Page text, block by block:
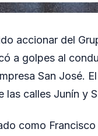
accionar del
a golpes al
San José.
las calles Junín y
como